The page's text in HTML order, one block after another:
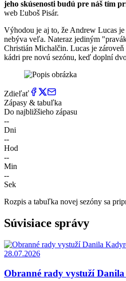
jeho skúsenosti budú pre náš tím
web Ľuboš Pisár.
Výhodou je aj to, že Andrew Lucas
nebýva veľa. Nateraz jediným
Christián Michalčin. Lucas je
kádri pre novú sezónu, keď doplní
Zdieľať
Zápasy & tabuľka
Do najbližšieho zápasu
--
Dni
--
Hod
--
Min
--
Sek
Rozpis a tabuľka novej sezóny sa
Súvisiace správy
28.07.2026
Obranné rady vystuží